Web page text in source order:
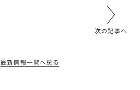
最新情報一覧へ戻る
次の記事へ